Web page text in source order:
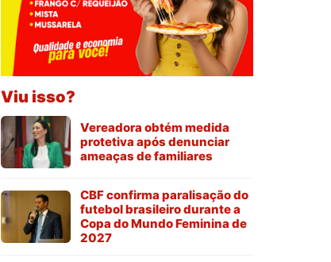
Viu isso?
Vereadora obtém medida
protetiva após denunciar
ameaças de familiares
CBF confirma paralisação do
futebol brasileiro durante a
Copa do Mundo Feminina de
2027